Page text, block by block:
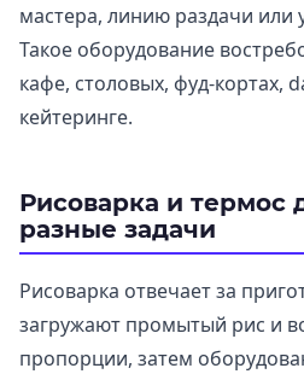
мастера, линию раздачи или
Такое оборудование
кафе, столовых, фуд-кортах,
кейтеринге.
Рисоварка и термос
разные задачи
Рисоварка отвечает за
загружают промытый рис и
пропорции, затем